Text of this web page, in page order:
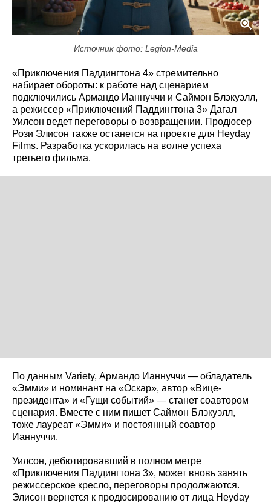
Источник фото: Legion-Media
«Приключения Паддингтона 4» стремительно
набирает обороты: к работе над сценарием
подключились Армандо Ианнуччи и Саймон Блэкуэлл,
а режиссер «Приключений Паддингтона 3» Дагал
Уилсон ведет переговоры о возвращении. Продюсер
Рози Элисон также останется на проекте для Heyday
Films. Разработка ускорилась на волне успеха
третьего фильма.
По данным Variety, Армандо Ианнуччи — обладатель
«Эмми» и номинант на «Оскар», автор «Вице-
президента» и «Гущи событий» — станет соавтором
сценария. Вместе с ним пишет Саймон Блэкуэлл,
тоже лауреат «Эмми» и постоянный соавтор
Ианнуччи.
Уилсон, дебютировавший в полном метре
«Приключения Паддингтона 3», может вновь занять
режиссерское кресло, переговоры продолжаются.
Элисон вернется к продюсированию от лица Heyday